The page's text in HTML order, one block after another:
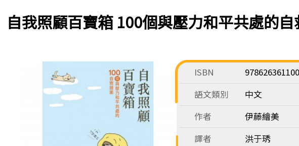
自我照顧百寶箱 100個與壓力和平共處的
ISBN
語文類別
中文
作者
伊藤繪美
譯者
洪于琇